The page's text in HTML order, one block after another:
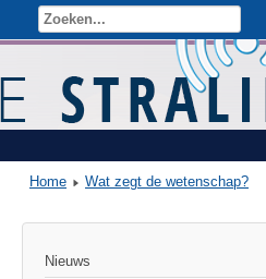
Home Wat zegt de wetenschap?
Nieuws